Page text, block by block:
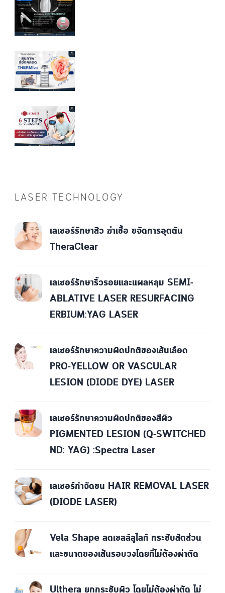
LASER TECHNOLOGY
เลเซอร์รักษาสิว ฆ่าเชื้อ ขจัดการอุดตัน
TheraClear
เลเซอร์รักษาริ้วรอยและแผลหลุม SEMI-
ABLATIVE LASER RESURFACING
ERBIUM:YAG LASER
เลเซอร์รักษาความผิดปกติของเส้นเลือด
PRO-YELLOW OR VASCULAR
LESION (DIODE DYE) LASER
เลเซอร์รักษาความผิดปกติของสีผิว
PIGMENTED LESION (Q-SWITCHED
ND: YAG) :Spectra Laser
เลเซอร์กำจัดขน HAIR REMOVAL LASER
(DIODE LASER)
Vela Shape ลดเซลล์ลูไลท์ กระชับสัดส่วน
และขนาดของเส้นรอบวงโดยที่ไม่ต้องผ่าตัด
Ulthera ยกกระชับผิว โดยไม่ต้องผ่าตัด ไม่